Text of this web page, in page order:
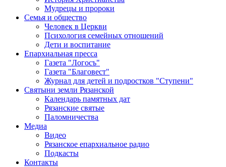
Мудрецы и пророки
Семья и общество
Человек в Церкви
Психология семейных отношений
Дети и воспитание
Епархиальная пресса
Газета "Логосъ"
Газета "Благовест"
Журнал для детей и подростков "Ступени"
Святыни земли Рязанской
Календарь памятных дат
Рязанские святые
Паломничества
Медиа
Видео
Рязанское епархиальное радио
Подкасты
Контакты